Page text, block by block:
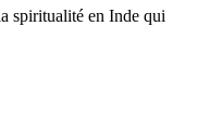
spiritualité en Inde qui